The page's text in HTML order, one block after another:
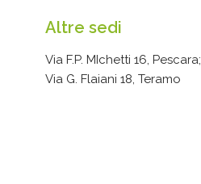
Altre sedi
Via F.P. MIchetti 16, Pescara;
Via G. Flaiani 18, Teramo